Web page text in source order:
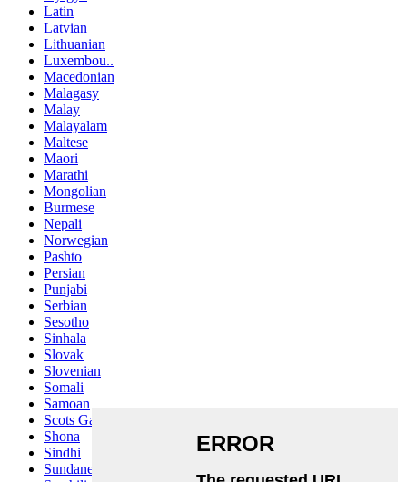
Latin
Latvian
Lithuanian
Luxembou..
Macedonian
Malagasy
Malay
Malayalam
Maltese
Maori
Marathi
Mongolian
Burmese
Nepali
Norwegian
Pashto
Persian
Punjabi
Serbian
Sesotho
Sinhala
Slovak
Slovenian
Somali
Samoan
Scots Gaelic
Shona
Sindhi
Sundanese